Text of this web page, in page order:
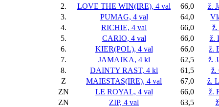
2.
LOVE THE WIN(IRE), 4 val 66,0
ž.
3.
PUMAG, 4 val 64,0
4.
RICHIE, 4 val 66,0
ž.
5.
CARIO, 4 val 66,0
ž.
6.
KIER(POL), 4 val 66,0
ž.
7.
JAMAJKA, 4 kl 62,5
ž.
8.
DAINTY RAST, 4 kl 61,5
ž.
Z
MAIESTAS(IRE), 4 val 67,0
ž.
ZN
LE ROYAL, 4 val 66,0
ž.
ZN
ZIP, 4 val 63,5